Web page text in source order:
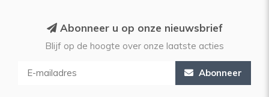
Abonneer u op onze nieuwsbrief
Blijf op de hoogte over onze laatste acties
Abonneer